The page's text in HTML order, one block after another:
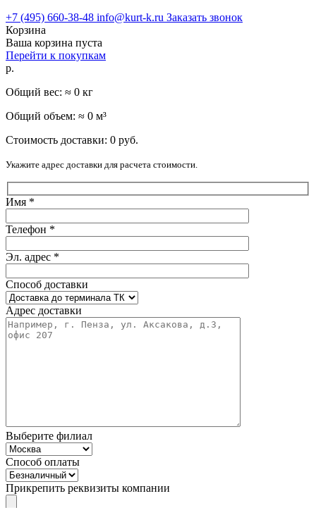
+7 (495) 660-38-48 info@kurt-k.ru Заказать звонок
Корзина
Ваша корзина пуста
Перейти к покупкам
р.
Общий вес: ≈ 0 кг
Общий объем: ≈ 0 м³
Стоимость доставки: 0 руб.
Укажите адрес доставки для расчета стоимости.
Имя *
Телефон *
Эл. адрес *
Способ доставки
Адрес доставки
Выберите филиал
Способ оплаты
Прикрепить реквизиты компании